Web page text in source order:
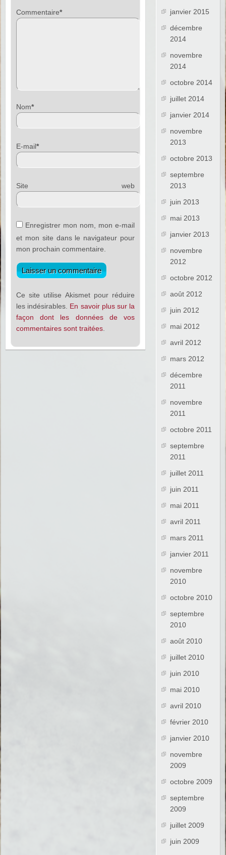
Commentaire*
Nom*
E-mail*
Site web
Enregistrer mon nom, mon e-mail
et mon site dans le navigateur pour
mon prochain commentaire.
Ce site utilise Akismet pour réduire
les indésirables. En savoir plus sur la
façon dont les données de vos
commentaires sont traitées.
janvier 2015
décembre
2014
novembre
2014
octobre 2014
juillet 2014
janvier 2014
novembre
2013
octobre 2013
septembre
2013
juin 2013
mai 2013
janvier 2013
novembre
2012
octobre 2012
août 2012
juin 2012
mai 2012
avril 2012
mars 2012
décembre
2011
novembre
2011
octobre 2011
septembre
2011
juillet 2011
juin 2011
mai 2011
avril 2011
mars 2011
janvier 2011
novembre
2010
octobre 2010
septembre
2010
août 2010
juillet 2010
juin 2010
mai 2010
avril 2010
février 2010
janvier 2010
novembre
2009
octobre 2009
septembre
2009
juillet 2009
juin 2009